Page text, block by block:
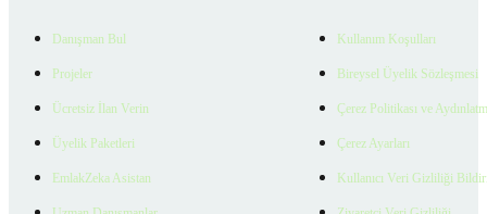
Danışman Bul
Projeler
Ücretsiz İlan Verin
Üyelik Paketleri
EmlakZeka Asistan
Kullanım Koşulları
Bireysel Üyelik Sözleşmesi
Çerez Politikası ve
Çerez Ayarları
Kullanıcı Veri Gizliliği